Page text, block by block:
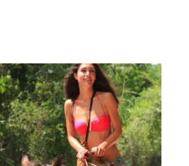
Rango
de
precios:
desde
$59.00
hasta
$69.00